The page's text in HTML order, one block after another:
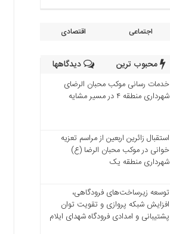
اجتماعی اقتصادی
محبوب ترین دیدگاهها
خدمات رسانی موکب محبان الرضای
شهرداری منطقه ۴ در مسیر مشایه
استقبال زائرین اربعین از مراسم تعزیه
خوانی در موکب محبان الرضا (ع)
شهرداری منطقه یک
توسعه زیرساخت‌های فرودگاهی،
افزایش شبکه پروازی و تقویت توان
پشتیبانی و امدادی فرودگاه شهدای ایلام